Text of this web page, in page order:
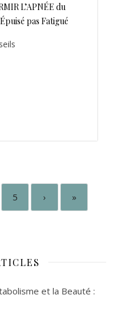
L’APNÉE du
pas Fatigué
5 › »
et la Beauté :